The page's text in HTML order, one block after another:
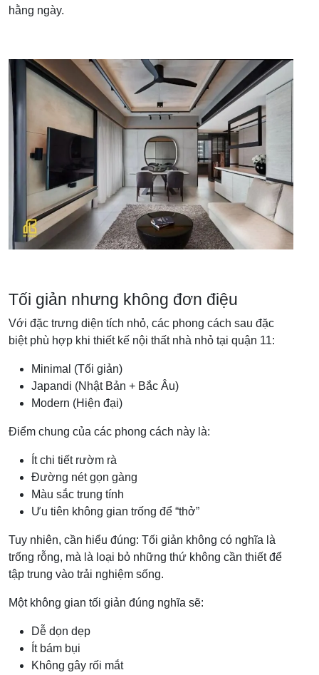
hằng ngày.
Tối giản nhưng không đơn điệu
Với đặc trưng diện tích nhỏ, các phong cách sau đặc
biệt phù hợp khi thiết kế nội thất nhà nhỏ tại quận 11:
Minimal (Tối giản)
Japandi (Nhật Bản + Bắc Âu)
Modern (Hiện đại)
Điểm chung của các phong cách này là:
Ít chi tiết rườm rà
Đường nét gọn gàng
Màu sắc trung tính
Ưu tiên không gian trống để “thở”
Tuy nhiên, cần hiểu đúng: Tối giản không có nghĩa là
trống rỗng, mà là loại bỏ những thứ không cần thiết để
tập trung vào trải nghiệm sống.
Một không gian tối giản đúng nghĩa sẽ:
Dễ dọn dẹp
Ít bám bụi
Không gây rối mắt